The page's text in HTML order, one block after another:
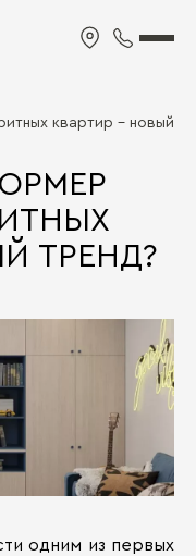
квартир – новый
ТРЕНД?
одним из первых